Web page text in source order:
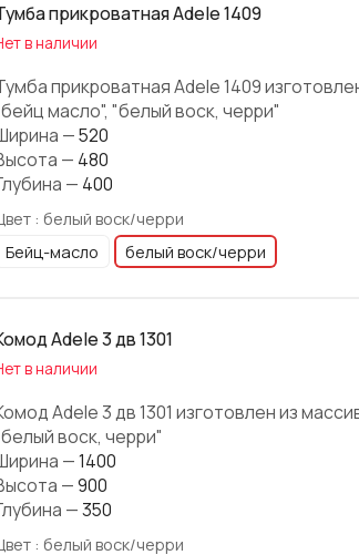
прикроватная Adele 1409
в наличии
прикроватная Adele 1409
масло", "белый воск, черри"
—520
— 480
— 400
: белый воск/черри
Бейц-масло
белый воск/черри
Adele 3 дв 1301
в наличии
Adele 3 дв 1301 изготовлен из
воск, черри"
—1400
—900
—350
: белый воск/черри